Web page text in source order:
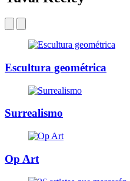
Escultura geométrica
Surrealismo
Op Art